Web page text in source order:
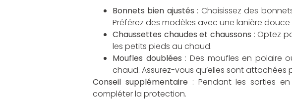
Bonnets bien ajustés : Choisissez des
Préférez des modèles avec une lanière douce
Chaussettes chaudes et chaussons : Optez
les petits pieds au chaud.
Moufles doublées : Des moufles en polaire
chaud. Assurez-vous qu’elles sont attachées
Conseil supplémentaire: Pendant les sorties
compléter la protection.